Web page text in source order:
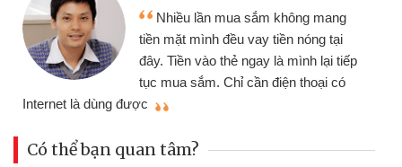
mang
tại
lại tiếp
Tôi kinh doanh buôn bán nhỏ lẻ
nhiều lúc cần vốn nhập hàng, nhờ
đến website qua bạn bè giới thiệu
đã giải quyết được công việc của
Có thể bạn quan tâm?